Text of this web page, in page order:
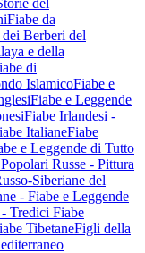
Fiabe da
Berberi del
e della
di
IslamicoFiabe e
Fiabe e Leggende
Fiabe Irlandesi -
ItalianeFiabe
e Leggende di Tutto
Russe - Pittura
Siberiane del
- Fiabe e Leggende
Tredici Fiabe
TibetaneFigli della